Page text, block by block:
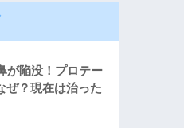
が陥没！プロテー
ぜ？現在は治った